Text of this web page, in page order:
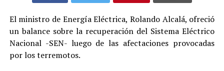
El ministro de Energía Eléctrica, Rolando Alcalá, ofreció
un balance sobre la recuperación del Sistema Eléctrico
Nacional -SEN- luego de las afectaciones provocadas
por los terremotos.